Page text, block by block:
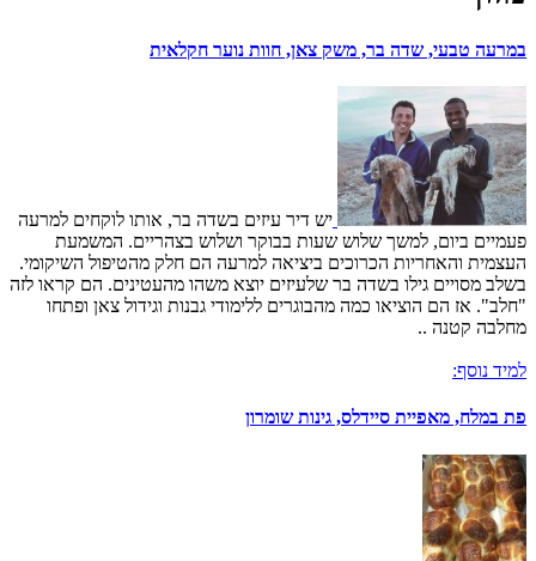
במרעה טבעי, שדה בר, משק צאן, חוות נוער חקלאית
יש דיר עיזים בשדה בר, אותו לוקחים למרעה
פעמיים ביום, למשך שלוש שעות בבוקר ושלוש בצהריים. המשמעת
העצמית והאחריות הכרוכים ביציאה למרעה הם חלק מהטיפול השיקומי.
בשלב מסויים גילו בשדה בר שלעיזים יוצא משהו מהעטינים. הם קראו לזה
"חלב". אז הם הוציאו כמה מהבוגרים ללימודי גבנות וגידול צאן ופתחו
מחלבה קטנה ..
למיד נוסף:
פת במלח, מאפיית סיידלס, גינות שומרון